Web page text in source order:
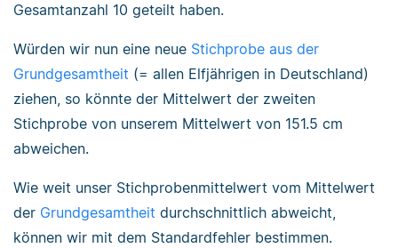
Gesamtanzahl 10 geteilt haben.
Würden wir nun eine neue Stichprobe aus der
Grundgesamtheit (= allen Elfjährigen in Deutschland)
ziehen, so könnte der Mittelwert der zweiten
Stichprobe von unserem Mittelwert von 151.5 cm
abweichen.
Wie weit unser Stichprobenmittelwert vom Mittelwert
der Grundgesamtheit durchschnittlich abweicht,
können wir mit dem Standardfehler bestimmen.